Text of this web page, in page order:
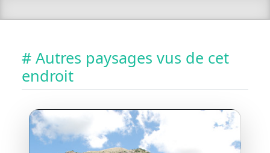
# Autres paysages vus de cet
endroit